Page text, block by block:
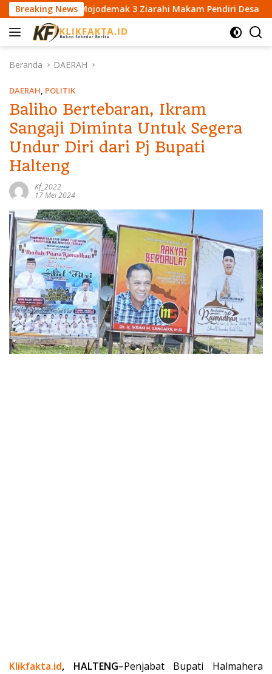
a
Breaking News
Mojodemak 3 Ziarahi Makam Pendiri Desa
Beranda DAERAH
DAERAH, POLITIK
Baliho Bertebaran, Ikram
Sangaji Diminta Untuk Segera
Undur Diri dari Pj Bupati
Halteng
Kf_2022
17 Mei 2024
Klikfakta.id, HALTENG–Penjabat Bupati Halmahera